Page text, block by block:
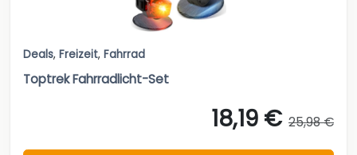
Deals, Freizeit, Fahrrad
Toptrek Fahrradlicht-Set
18,19 € 25,98 €